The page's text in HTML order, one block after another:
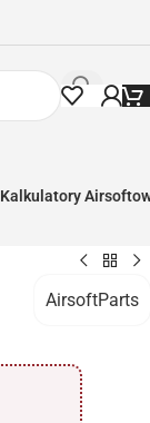
Kalkulatory
AirsoftParts